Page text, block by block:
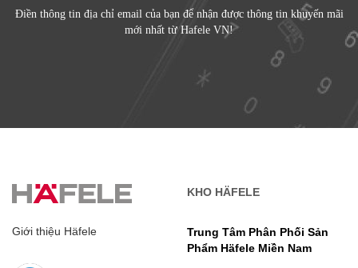
Điền thông tin địa chỉ email của bạn để nhận được thông tin khuyến mãi
mới nhất từ Hafele VN!
Giới thiệu Häfele
KHO HÄFELE
Trung Tâm Phân Phối Sản
Phẩm Häfele Miền Nam